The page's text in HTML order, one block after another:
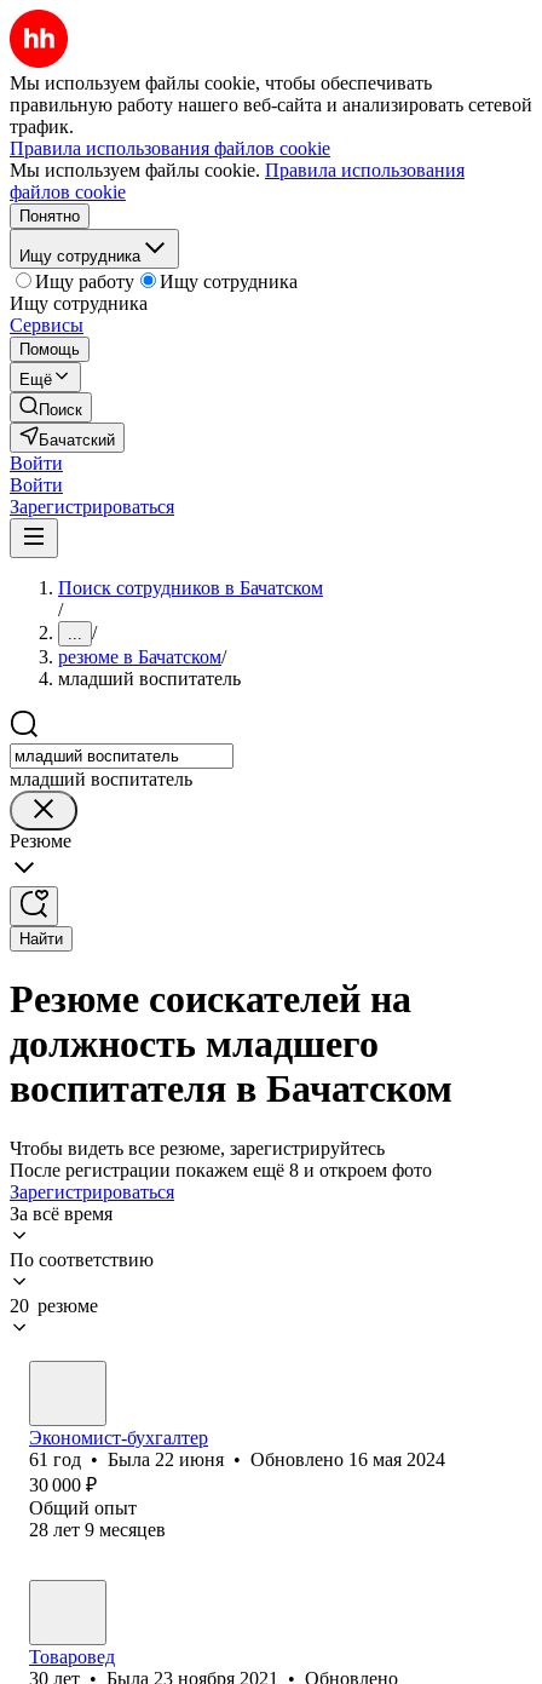
Мы используем файлы cookie, чтобы обеспечивать
правильную работу нашего веб-сайта и анализировать сетевой
трафик.
Правила использования файлов cookie
Мы используем файлы cookie. Правила использования
файлов cookie
Понятно
Ищу сотрудника
Ищу работу
Ищу сотрудника
Ищу сотрудника
Сервисы
Помощь
Ещё
Поиск
Бачатский
Войти
Войти
Зарегистрироваться
Поиск сотрудников в Бачатском
/
... /
резюме в Бачатском/
младший воспитатель
младший воспитатель
Резюме
Найти
Резюме соискателей на
должность младшего
воспитателя в Бачатском
Чтобы видеть все резюме, зарегистрируйтесь
После регистрации покажем ещё 8 и откроем фото
Зарегистрироваться
За всё время
По соответствию
20 резюме
Экономист-бухгалтер
61 год • Была 22 июня • Обновлено 16 мая 2024
30 000 ₽
Общий опыт
28 лет 9 месяцев
Товаровед
30 лет • Была 23 ноября 2021 • Обновлено